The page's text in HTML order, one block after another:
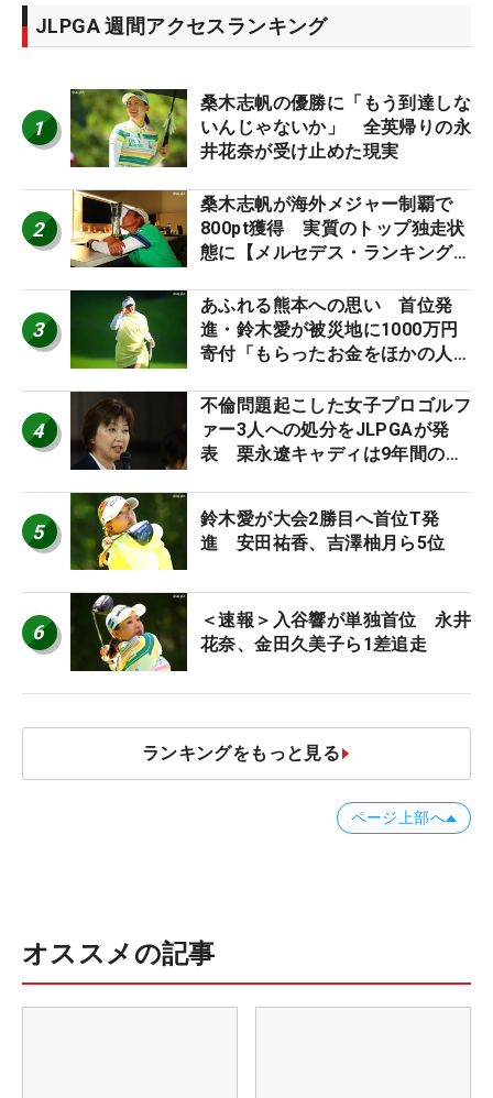
JLPGA 週間アクセスランキング
1
桑木志帆の優勝に「もう到達しな
いんじゃないか」 全英帰りの永
井花奈が受け止めた現実
2
桑木志帆が海外メジャー制覇で
800pt獲得 実質のトップ独走状
態に【メルセデス・ランキング番
3
あふれる熊本への思い 首位発
進・鈴木愛が被災地に1000万円
寄付「もらったお金をほかの人
4
不倫問題起こした女子プロゴルフ
ァー3人への処分をJLPGAが発
表 栗永遼キャディは9年間の立
5
鈴木愛が大会2勝目へ首位T発
進 安田祐香、吉澤柚月ら5位
6
＜速報＞入谷響が単独首位 永井
花奈、金田久美子ら1差追走
ランキングをもっと見る
ページ上部へ
オススメの記事